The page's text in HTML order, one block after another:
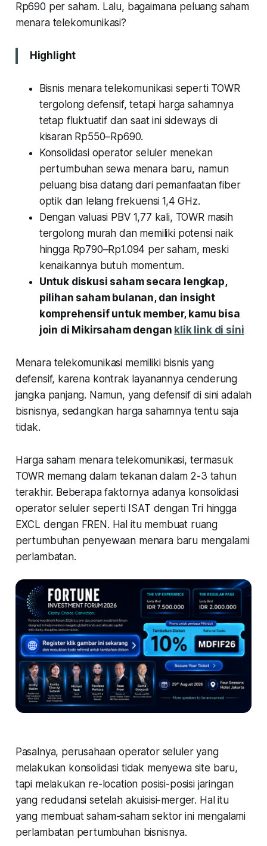
Rp690 per saham. Lalu, bagaimana peluang saham
menara telekomunikasi?
Highlight
Bisnis menara telekomunikasi seperti TOWR
tergolong defensif, tetapi harga sahamnya
tetap fluktuatif dan saat ini sideways di
kisaran Rp550–Rp690.
Konsolidasi operator seluler menekan
pertumbuhan sewa menara baru, namun
peluang bisa datang dari pemanfaatan fiber
optik dan lelang frekuensi 1,4 GHz.
Dengan valuasi PBV 1,77 kali, TOWR masih
tergolong murah dan memiliki potensi naik
hingga Rp790–Rp1.094 per saham, meski
kenaikannya butuh momentum.
Untuk diskusi saham secara lengkap,
pilihan saham bulanan, dan insight
komprehensif untuk member, kamu bisa
join di Mikirsaham dengan klik link di sini
Menara telekomunikasi memiliki bisnis yang
defensif, karena kontrak layanannya cenderung
jangka panjang. Namun, yang defensif di sini adalah
bisnisnya, sedangkan harga sahamnya tentu saja
tidak.
Harga saham menara telekomunikasi, termasuk
TOWR memang dalam tekanan dalam 2-3 tahun
terakhir. Beberapa faktornya adanya konsolidasi
operator seluler seperti ISAT dengan Tri hingga
EXCL dengan FREN. Hal itu membuat ruang
pertumbuhan penyewaan menara baru mengalami
perlambatan.
Pasalnya, perusahaan operator seluler yang
melakukan konsolidasi tidak menyewa site baru,
tapi melakukan re-location posisi-posisi jaringan
yang redudansi setelah akuisisi-merger. Hal itu
yang membuat saham-saham sektor ini mengalami
perlambatan pertumbuhan bisnisnya.